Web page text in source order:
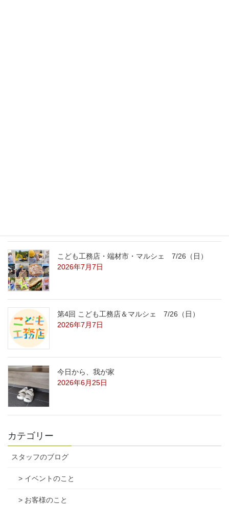
こども工務店・端材市・マルシェ 7/26（日）
2026年7月7日
第4回 こども工務店＆マルシェ 7/26（日）
2026年7月7日
今日から、我が家
2026年6月25日
カテゴリー
スタッフのブログ
> イベントのこと
> お客様のこと